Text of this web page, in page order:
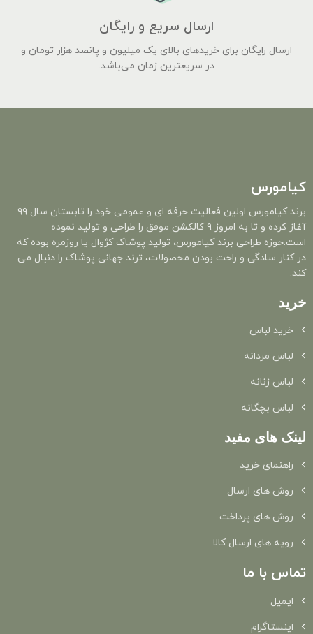
ارسال سریع و رایگان
ارسال رایگان برای خریدهای بالای یک میلیون و پانصد هزار تومان و
در سریعترین زمان می‌باشد.
کیامورس
برند کیامورس اولین فعالیت حرفه ای و عمومی خود را تابستان سال ۹۹
آغاز کرده و تا به امروز ۹ کالکشن موفق را طراحی و تولید نموده
است.حوزه طراحی برند کیامورس، تولید پوشاک کژوال یا روزمره بوده که
در کنار سادگی و راحت بودن محصولات، ترند جهانی پوشاک را دنبال می
کند.
خرید
خرید لباس
لباس مردانه
لباس زنانه
لباس بچگانه
لینک های مفید
راهنمای خرید
روش های ارسال
روش های پرداخت
رویه های ارسال کالا
تماس با ما
ایمیل
اینستاگرام